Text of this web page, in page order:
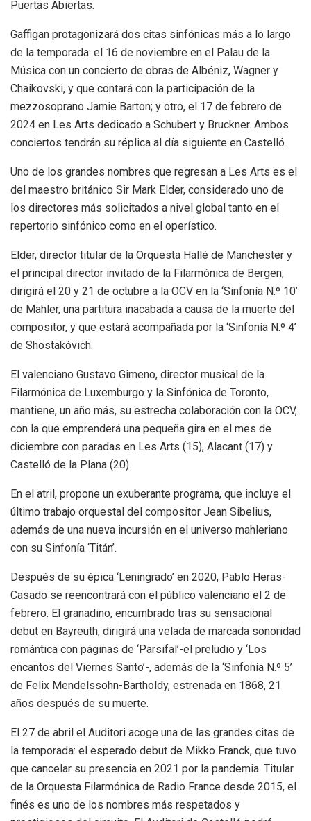
Puertas Abiertas.
Gaffigan protagonizará dos citas sinfónicas más a lo largo
de la temporada: el 16 de noviembre en el Palau de la
Música con un concierto de obras de Albéniz, Wagner y
Chaikovski, y que contará con la participación de la
mezzosoprano Jamie Barton; y otro, el 17 de febrero de
2024 en Les Arts dedicado a Schubert y Bruckner. Ambos
conciertos tendrán su réplica al día siguiente en Castelló.
Uno de los grandes nombres que regresan a Les Arts es el
del maestro británico Sir Mark Elder, considerado uno de
los directores más solicitados a nivel global tanto en el
repertorio sinfónico como en el operístico.
Elder, director titular de la Orquesta Hallé de Manchester y
el principal director invitado de la Filarmónica de Bergen,
dirigirá el 20 y 21 de octubre a la OCV en la ‘Sinfonía N.º 10’
de Mahler, una partitura inacabada a causa de la muerte del
compositor, y que estará acompañada por la ‘Sinfonía N.º 4’
de Shostakóvich.
El valenciano Gustavo Gimeno, director musical de la
Filarmónica de Luxemburgo y la Sinfónica de Toronto,
mantiene, un año más, su estrecha colaboración con la OCV,
con la que emprenderá una pequeña gira en el mes de
diciembre con paradas en Les Arts (15), Alacant (17) y
Castelló de la Plana (20).
En el atril, propone un exuberante programa, que incluye el
último trabajo orquestal del compositor Jean Sibelius,
además de una nueva incursión en el universo mahleriano
con su Sinfonía ‘Titán’.
Después de su épica ‘Leningrado’ en 2020, Pablo Heras-
Casado se reencontrará con el público valenciano el 2 de
febrero. El granadino, encumbrado tras su sensacional
debut en Bayreuth, dirigirá una velada de marcada sonoridad
romántica con páginas de ‘Parsifal’-el preludio y ‘Los
encantos del Viernes Santo’-, además de la ‘Sinfonía N.º 5’
de Felix Mendelssohn-Bartholdy, estrenada en 1868, 21
años después de su muerte.
El 27 de abril el Auditori acoge una de las grandes citas de
la temporada: el esperado debut de Mikko Franck, que tuvo
que cancelar su presencia en 2021 por la pandemia. Titular
de la Orquesta Filarmónica de Radio France desde 2015, el
finés es uno de los nombres más respetados y